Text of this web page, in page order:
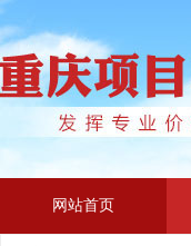
网站首页